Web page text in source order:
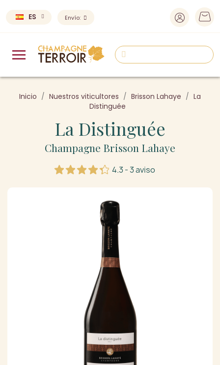
ES Envío:
Inicio Nuestros viticultores Brisson Lahaye
La
Distinguée
La Distinguée
Champagne Brisson Lahaye
4.3 - 3 aviso